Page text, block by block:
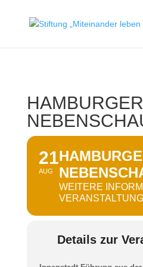
HAMBURGER
21
AUG
WEITERE
VERANSTALTUNG
Details zur